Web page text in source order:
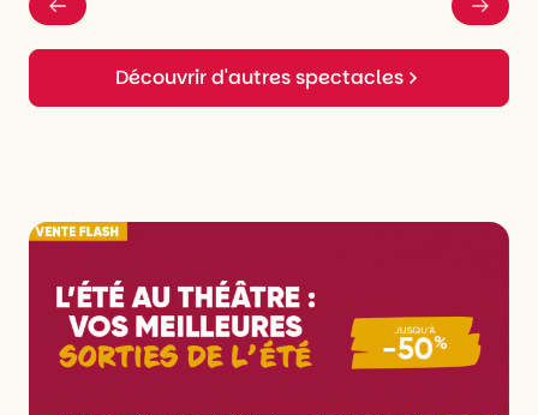
Découvrir d'autres spectacles